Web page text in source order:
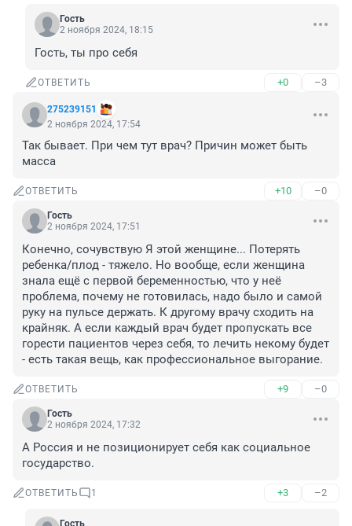
Гость
2 ноября 2024, 18:15
Гость, ты про себя
ОТВЕТИТЬ +0 –3
275239151
2 ноября 2024, 17:54
Так бывает. При чем тут врач? Причин может быть
масса
ОТВЕТИТЬ +10 –0
Гость
2 ноября 2024, 17:51
Конечно, сочувствую Я этой женщине... Потерять
ребенка/плод - тяжело. Но вообще, если женщина
знала ещё с первой беременностью, что у неё
проблема, почему не готовилась, надо было и самой
руку на пульсе держать. К другому врачу сходить на
крайняк. А если каждый врач будет пропускать все
горести пациентов через себя, то лечить некому будет
- есть такая вещь, как профессиональное выгорание.
ОТВЕТИТЬ +9 –0
Гость
2 ноября 2024, 17:32
А Россия и не позиционирует себя как социальное
государство.
ОТВЕТИТЬ 1 +3 –2
Гость